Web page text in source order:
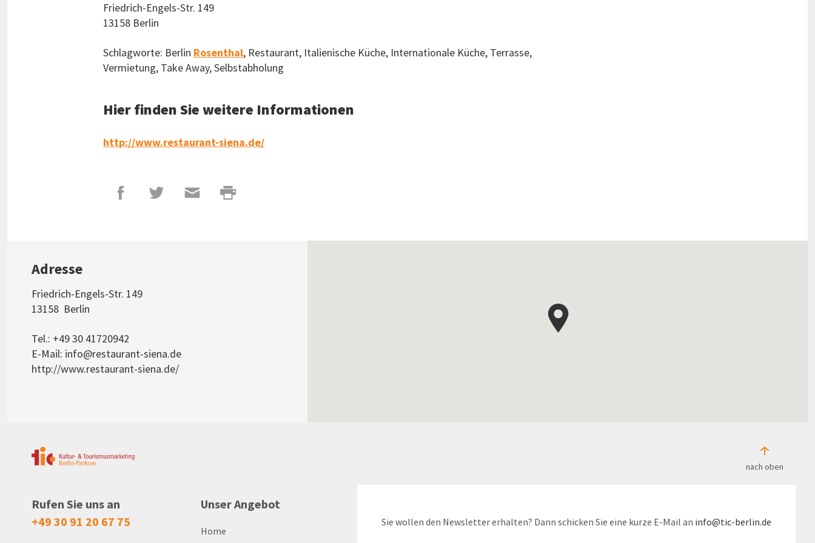
Friedrich-Engels-Str. 149
13158 Berlin
Schlagworte: Berlin Rosenthal, Restaurant, Italienische Küche, Internationale Küche, Terrasse,
Vermietung, Take Away, Selbstabholung
Hier finden Sie weitere Informationen
http://www.restaurant-siena.de/
Adresse
Friedrich-Engels-Str. 149
13158 Berlin
Tel.: +49 30 41720942
E-Mail: info@restaurant-siena.de
http://www.restaurant-siena.de/
nach oben
Rufen Sie uns an
+49 30 91 20 67 75
Unser Angebot
Home
Sie wollen den Newsletter erhalten? Dann schicken Sie eine kurze E-Mail an info@tic-berlin.de